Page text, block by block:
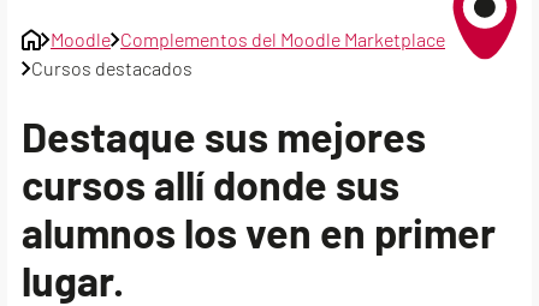
Moodle Complementos del Moodle Marketplace
Cursos destacados
Destaque sus mejores
cursos allí donde sus
alumnos los ven en primer
lugar.